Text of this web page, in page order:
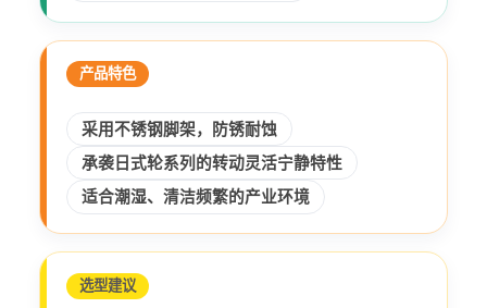
产品特色
采用不锈钢脚架，防锈耐蚀
承袭日式轮系列的转动灵活宁静特性
适合潮湿、清洁频繁的产业环境
选型建议